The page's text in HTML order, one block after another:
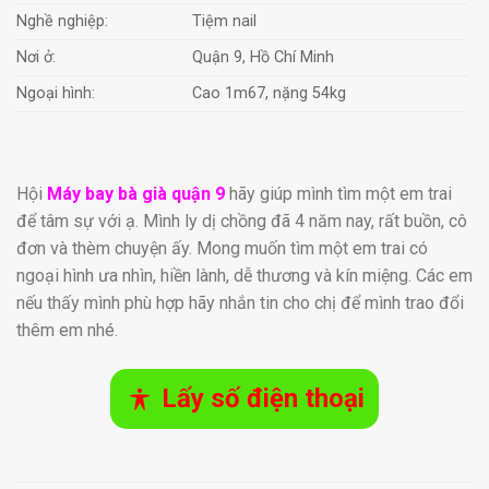
Nghề nghiệp:
Tiệm nail
Nơi ở:
Quận 9, Hồ Chí Minh
Ngoại hình:
Cao 1m67, nặng 54kg
Hội Máy bay bà già quận 9 hãy giúp mình tìm một em trai
để tâm sự với ạ. Mình ly dị chồng đã 4 năm nay, rất buồn, cô
đơn và thèm chuyện ấy. Mong muốn tìm một em trai có
ngoại hình ưa nhìn, hiền lành, dễ thương và kín miệng. Các em
nếu thấy mình phù hợp hãy nhắn tin cho chị để mình trao đổi
thêm em nhé.
Lấy số điện thoại